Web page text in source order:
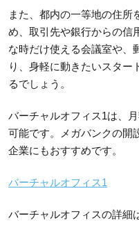
また、都内の一等地の住所
め、取引先や銀行からの信
な時だけ使える会議室や、
り、身軽に動きたいスター
るでしょう。
バーチャルオフィス1は、
可能です。メガバンクの開
企業にもおすすめです。
バーチャルオフィス1
バーチャルオフィスの詳細